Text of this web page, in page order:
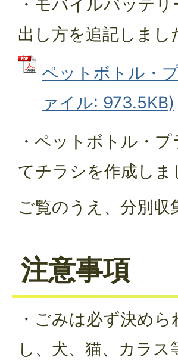
出し方を追記しまし
ペットボトル・
ァイル: 973.5KB)
・ペットボトル・
てチラシを作成しま
ご覧のうえ、分別
注意事項
・ごみは必ず決め
し、犬、猫、カラ